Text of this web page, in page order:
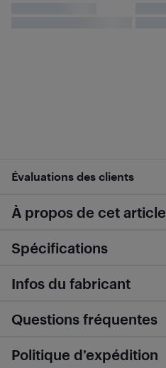
Évaluations des clients
À propos de cet article
Spécifications
Infos du fabricant
Questions fréquentes
Politique d’expédition